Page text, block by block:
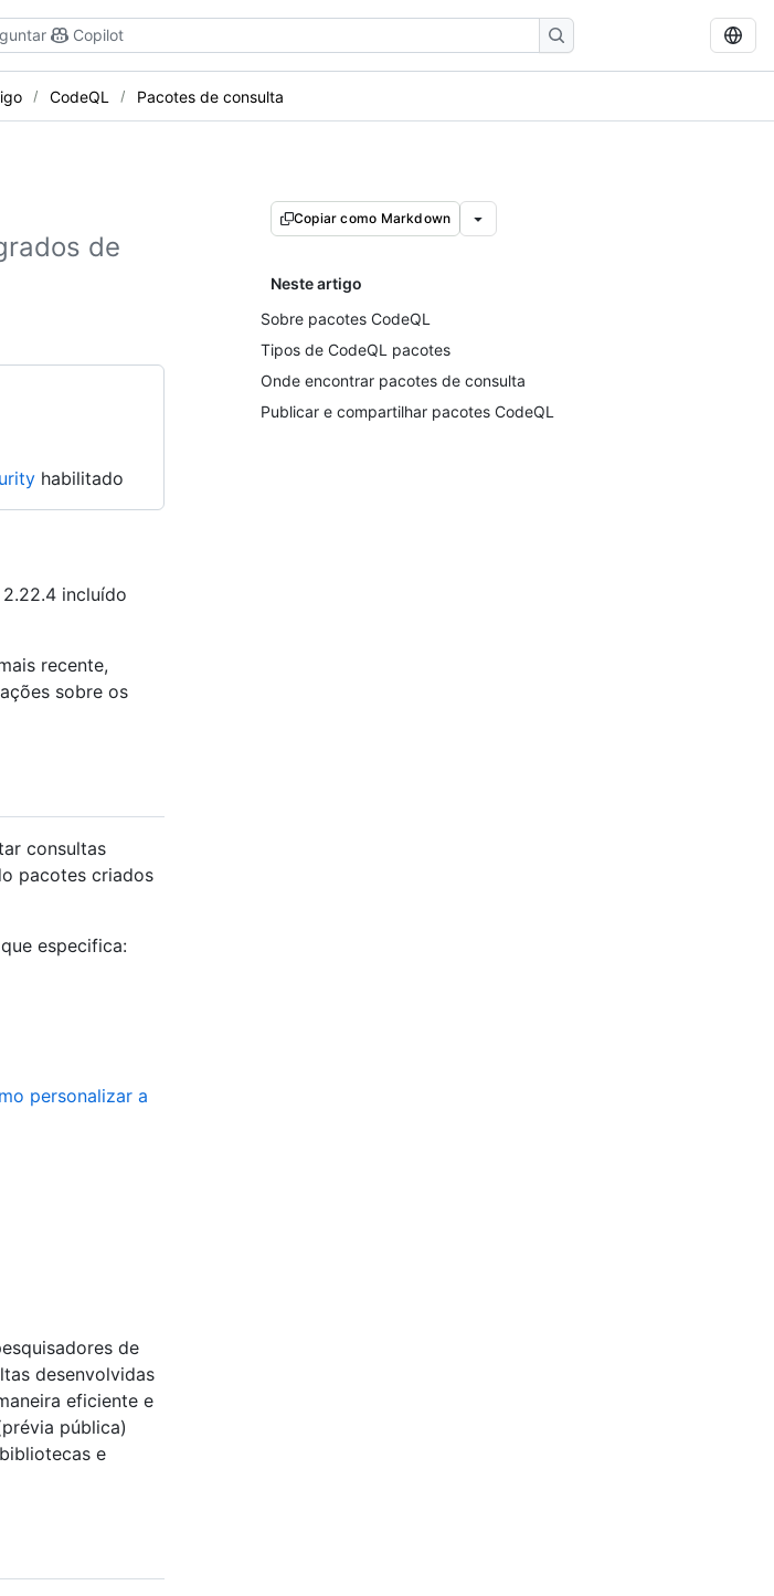
Copilot
CodeQL Pacotes de consulta
de
habilitado
Copiar como Markdown
Neste artigo
Sobre pacotes CodeQL
Tipos de CodeQL pacotes
Onde encontrar pacotes de consulta
Publicar e compartilhar pacotes CodeQL
incluído
recente,
sobre os
consultas
pacotes criados
especifica:
personalizar a
de
desenvolvidas
eficiente e
pública)
e